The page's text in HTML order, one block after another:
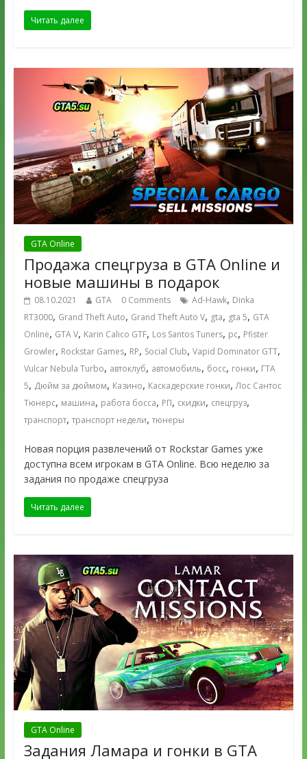
Читать далее
GTA Online
Продажа спецгруза в GTA Online и
новые машины в подарок
08.10.2021 GTA 0 Comments Ad-Hawk, Dinka
RT3000, Grand Theft Auto, Grand Theft Auto V, gta, gta 5, GTA
Online, GTA V, Karin Calico GTF, Los Santos Tuners, pc, Pfister
Growler, Rockstar Games, RP, Social Club, Vapid Dominator GTT,
Vulcar Nebula Turbo, автоклуб, автомобиль, босс, гонки, ГТА
5, Дюйм за дюймом, Казино, Каскадерские гонки,Лос Сантос
Тюнерс, машина, работа босса, РП, скидки, спецгруз,
транспорт, транспорт недели, тюнеры
Новая порция развлечений от Rockstar Games уже
доступна всем игрокам в GTA Online. Всю неделю за
задания по продаже спецгруза
Читать далее
GTA Online
Задания Ламара и гонки в GTA